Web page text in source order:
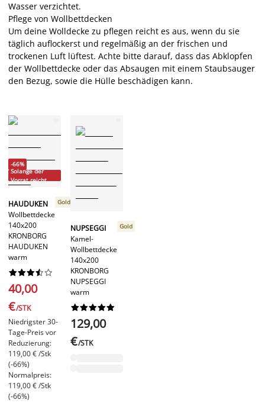
Wasser verzichtet.
Pflege von Wollbettdecken
Um deine Wolldecke zu pflegen reicht es aus, wenn du sie
täglich auflockerst und regelmäßig an der frischen und
trockenen Luft lüftest. Achte bitte darauf, dass das Abklopfen
der Wollbettdecke oder das Absaugen mit einem Staubsauger
den Bezug, sowie die Hülle beschädigen kann.
-66%
Solange der
Vorrat reicht
HAUDUKEN
Wollbettdecke
140x200
KRONBORG
HAUDUKEN
warm
Gold






40,00
€/STK
Niedrigster 30-
Tage-Preis vor
Reduzierung:
119,00 € /Stk
(-66%)
Normalpreis:
119,00 € /Stk
(-66%)
NUPSEGGI
Kamel-
Wollbettdecke
140x200
KRONBORG
NUPSEGGI
warm
Gold






129,00
€/STK